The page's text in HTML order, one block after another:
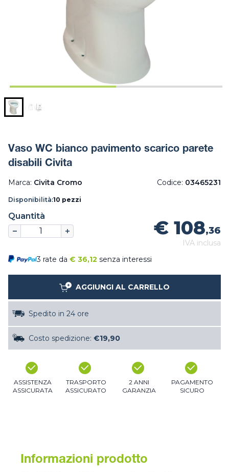
Vaso WC bianco pavimento scarico parete
disabili Civita
Marca: Civita Cromo Codice: 03465231
Disponibilità:10 pezzi
Quantità
€ 108,36
IVA inclusa
3 rate da € 36,12 senza interessi
AGGIUNGI AL CARRELLO
Spedito in 24 ore
Costo spedizione: €19,90
ASSISTENZA
ASSICURATA
TRASPORTO
ASSICURATO
2 ANNI
GARANZIA
PAGAMENTO
SICURO
Informazioni prodotto